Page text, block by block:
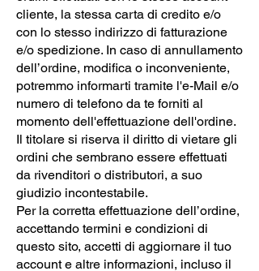
cliente, la stessa carta di credito e/o
con lo stesso indirizzo di fatturazione
e/o spedizione. In caso di annullamento
dell’ordine, modifica o inconveniente,
potremmo informarti tramite l'e-Mail e/o
numero di telefono da te forniti al
momento dell'effettuazione dell'ordine.
Il titolare si riserva il diritto di vietare gli
ordini che sembrano essere effettuati
da rivenditori o distributori, a suo
giudizio incontestabile.
Per la corretta effettuazione dell’ordine,
accettando termini e condizioni di
questo sito, accetti di aggiornare il tuo
account e altre informazioni, incluso il